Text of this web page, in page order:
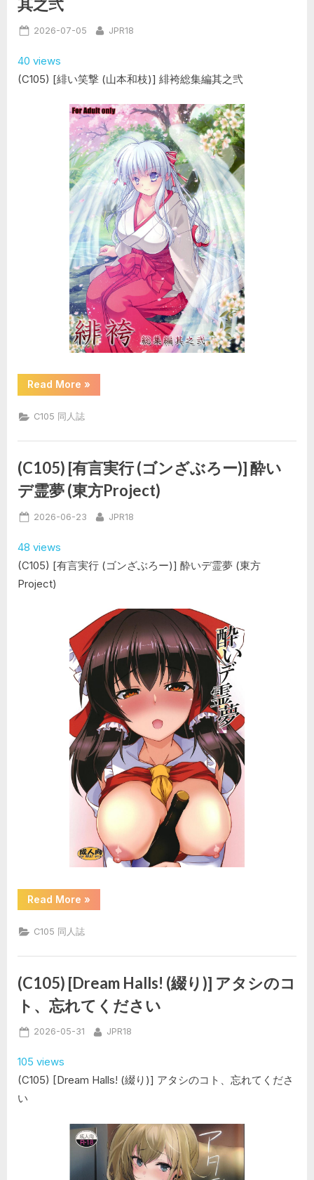
な
ご
レ
ー
ア
ー
ム
ズ・
ガ
ー
ル)”
其之弐
Posted
2026-07-05 By
JPR18
40 views
(C105) [緋い笑撃 (山本和枝)] 緋袴総集編其之弐
Read More “(C105)
[緋
笑
撃
本
枝)]
緋
袴
総
集
編
其
»
C105 同人誌
(C105) [有言実行 (ゴンざぶろー)] 酔い
デ霊夢 (東方Project)
Posted
2026-06-23 By
JPR18
48 views
(C105) [有言実行 (ゴンざぶろー)] 酔いデ霊夢 (東方
Project)
Read More “(C105)
[有
実
行
ン
ぶ
ろ
ー)]
酔
い
デ
霊
Project)”
»
C105 同人誌
(C105) [Dream Halls! (綴り)] アタシのコ
ト、忘れてください
Posted
2026-05-31 By
JPR18
105 views
(C105) [Dream Halls! (綴り)] アタシのコト、忘れてくださ
い